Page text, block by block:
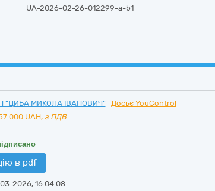
UA-2026-02-26-012299-a-b1
"ЦИБА МИКОЛА ІВАНОВИЧ"
Досьє YouControl
000 UAH, з ПДВ
в pdf
2026, 16:04:08